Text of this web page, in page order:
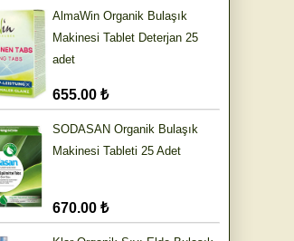
AlmaWin Organik Bulaşık
Makinesi Tablet Deterjan 25
adet
655.00 ₺
SODASAN Organik Bulaşık
Makinesi Tableti 25 Adet
670.00 ₺